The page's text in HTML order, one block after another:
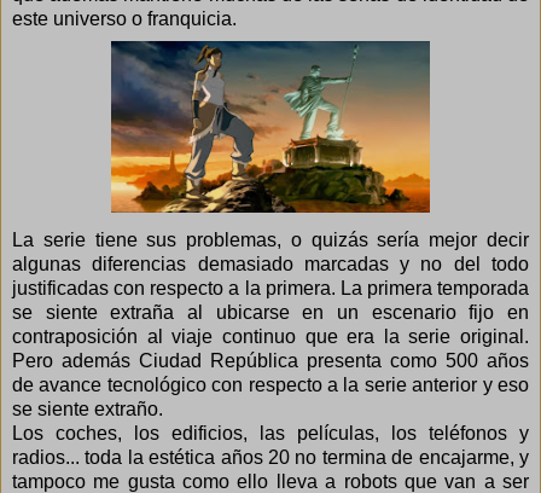
este universo o franquicia.
La serie tiene sus problemas, o quizás sería mejor decir
algunas diferencias demasiado marcadas y no del todo
justificadas con respecto a la primera. La primera temporada
se siente extraña al ubicarse en un escenario fijo en
contraposición al viaje continuo que era la serie original.
Pero además Ciudad República presenta como 500 años
de avance tecnológico con respecto a la serie anterior y eso
se siente extraño.
Los coches, los edificios, las películas, los teléfonos y
radios... toda la estética años 20 no termina de encajarme, y
tampoco me gusta como ello lleva a robots que van a ser